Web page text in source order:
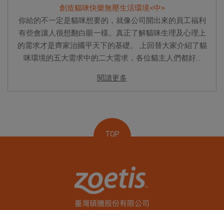
創造貓咪快樂無壓生活環境<中>
你給的不一定是貓咪想要的，就像公司開出來的員工福利
有些會讓人很想翻白眼一樣。真正了解貓咪生理及心理上
的需求才是齊家治國平天下的基礎。 上回替大家介紹了貓
咪環境的五大需求中的二大需求，各位貓主人們都好...
閱讀更多
TOP